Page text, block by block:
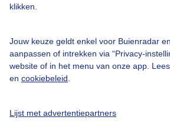
klikken.
Jouw keuze geldt enkel voor Buienradar
aanpassen of intrekken via “Privacy-
website of in het menu van onze app.
en cookiebeleid
Lijst met advertentiepartners
Veelgestelde vragen
Toegankelijkheid
Gebruikersvoorwaarden